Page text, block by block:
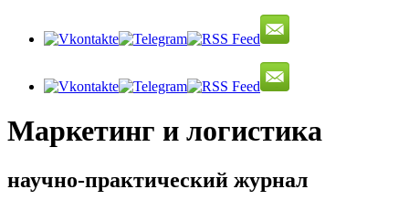
Маркетинг и логистика
научно-практический журнал